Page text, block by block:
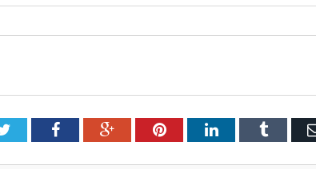
TwitterFacebookGoogle+PinterestLinkedInTumblr